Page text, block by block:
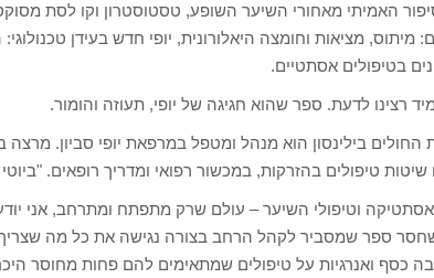
האמיתי מאחורי השיער השופע, טסטוסטרון וקו לסת
מציאות וחומצה היאלורונית, יופי חדש בעידן
בטיפולים אסתטיים.
רצינו לדעת. ספר שהוא חגיגה של יופי, תעוזה והומור.
בילינסון הוא מנהל ומטפל במרפאת יופי סביון. מרצה
בהזרקות, במכשור רפואי ומדריך רופאים. "ביוטי 2.0" הוא ספרו הראשון.
וטיפולי השיער – עולם שרק מתפתח ומתרחב, אני
ספר שמסביר לקהל הרחב בצורה נגישה את כל מה
כסף ואנרגיות על טיפולים שמתאימים להם פחות מחוסר